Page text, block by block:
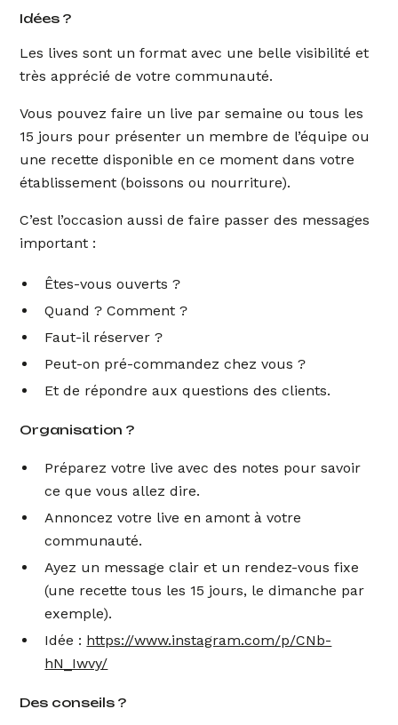
Idées ?
Les lives sont un format avec une belle visibilité et
très apprécié de votre communauté.
Vous pouvez faire un live par semaine ou tous les
15 jours pour présenter un membre de l’équipe ou
une recette disponible en ce moment dans votre
établissement (boissons ou nourriture).
C’est l’occasion aussi de faire passer des messages
important :
Êtes-vous ouverts ?
Quand ? Comment ?
Faut-il réserver ?
Peut-on pré-commandez chez vous ?
Et de répondre aux questions des clients.
Organisation ?
Préparez votre live avec des notes pour savoir
ce que vous allez dire.
Annoncez votre live en amont à votre
communauté.
Ayez un message clair et un rendez-vous fixe
(une recette tous les 15 jours, le dimanche par
exemple).
Idée : https://www.instagram.com/p/CNb-
hN_Iwvy/
Des conseils ?